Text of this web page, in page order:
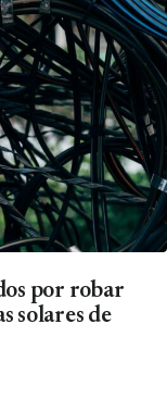
por robar
solares de